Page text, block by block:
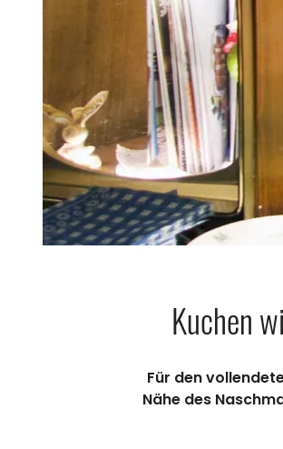
Kuchen
Für den
Nähe des